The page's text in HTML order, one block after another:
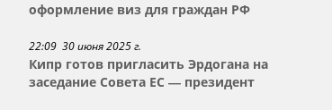
оформление виз для граждан РФ
22:09 30 июня 2025 г.
Кипр готов пригласить Эрдогана на
заседание Совета ЕС — президент